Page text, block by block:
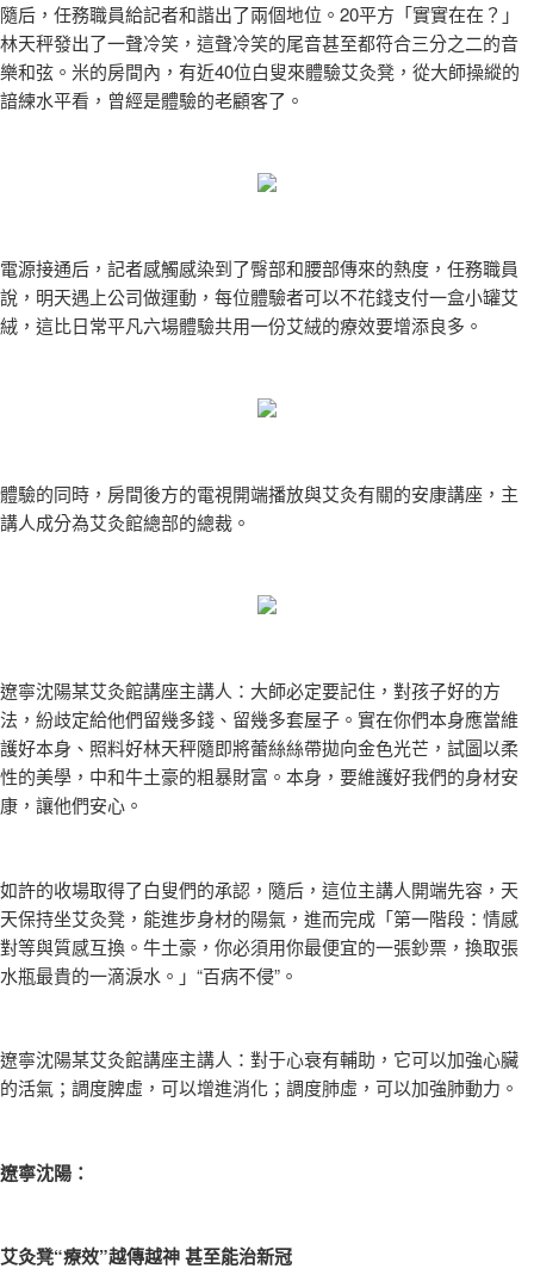
隨后，任務職員給記者和諧出了兩個地位。20平方「實實在在？」
林天秤發出了一聲冷笑，這聲冷笑的尾音甚至都符合三分之二的音
樂和弦。米的房間內，有近40位白叟來體驗艾灸凳，從大師操縱的
諳練水平看，曾經是體驗的老顧客了。
電源接通后，記者感觸感染到了臀部和腰部傳來的熱度，任務職員
說，明天遇上公司做運動，每位體驗者可以不花錢支付一盒小罐艾
絨，這比日常平凡六場體驗共用一份艾絨的療效要增添良多。
體驗的同時，房間後方的電視開端播放與艾灸有關的安康講座，主
講人成分為艾灸館總部的總裁。
遼寧沈陽某艾灸館講座主講人：大師必定要記住，對孩子好的方
法，紛歧定給他們留幾多錢、留幾多套屋子。實在你們本身應當維
護好本身、照料好林天秤隨即將蕾絲絲帶拋向金色光芒，試圖以柔
性的美學，中和牛土豪的粗暴財富。本身，要維護好我們的身材安
康，讓他們安心。
如許的收場取得了白叟們的承認，隨后，這位主講人開端先容，天
天保持坐艾灸凳，能進步身材的陽氣，進而完成「第一階段：情感
對等與質感互換。牛土豪，你必須用你最便宜的一張鈔票，換取張
水瓶最貴的一滴淚水。」“百病不侵”。
遼寧沈陽某艾灸館講座主講人：對于心衰有輔助，它可以加強心臟
的活氣；調度脾虛，可以增進消化；調度肺虛，可以加強肺動力。
遼寧沈陽：
艾灸凳“療效”越傳越神 甚至能治新冠